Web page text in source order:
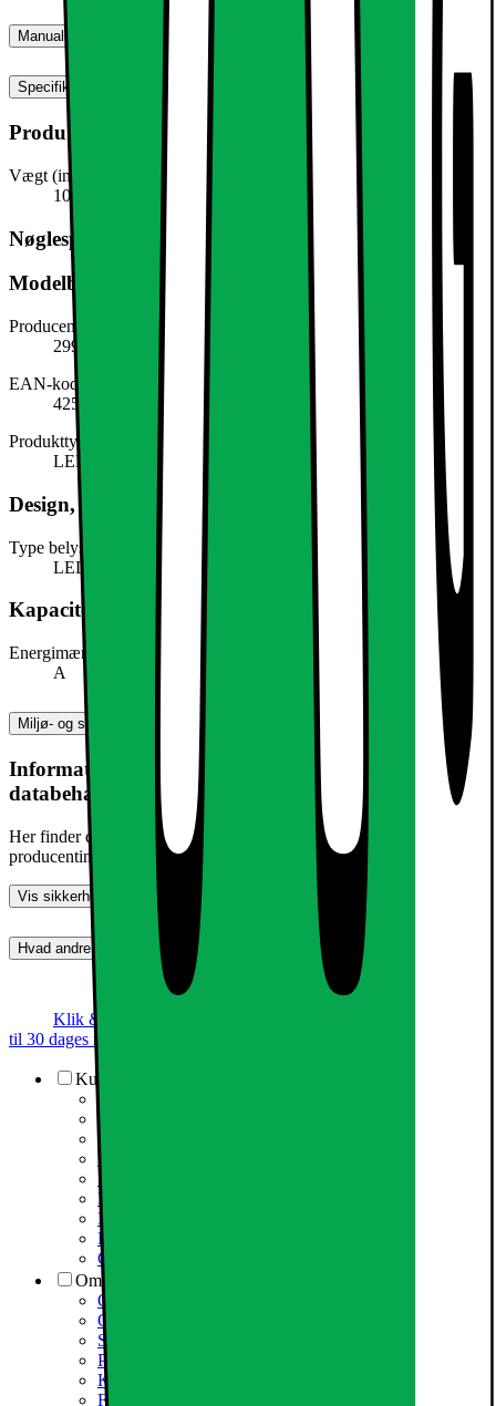
Manualer, downloads, garanti og support
Specifikationer
Produktmål
Vægt (inkl. emballage)
100,0 g
Nøglespecifikation
Modelbeskrivelse
Producentens varenummer
299069937
EAN-kode
4251171840544
Produkttype
LED-lys
Design, form og placering
Type belysning
LED
Kapacitet, forbrug og strøm
Energimærke
A
Miljø- og sikkerhedsoplysninger
Information om produktsikkerhed og
databehandling
Her finder du information om generel produktsikkerhed og
producentinformation
Vis sikkerhedsoplysninger
Hvad andre synes (0) Dette produkt er endnu ikke blevet bedømt.
Klik & Hent
til 30 dages returret
Kundeservice
Kundeservice
Varehuse / åbningstider
Elgigantens kundefordele
Services
Information om spam/phishing-emails og SMS
Fortrydelsesret
Elgigantens privatlivspolitik
Partner
Cookiepolitik
Om Elgiganten
Om Elkjøp Nordic
Om Elgiganten
Samfundsansvar
Presseinformation
Karriere i Elgiganten
Fødevarestyrelsen smiley